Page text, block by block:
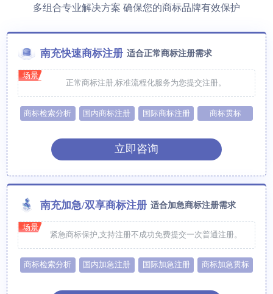
多组合专业解决方案 确保您的商标品牌有效保护
南充快速商标注册 适合正常商标注册需求
场景
正常商标注册,标准流程化服务为您提交注册。
商标检索分析 国内商标注册 国际商标注册 商标贯标
立即咨询
南充加急/双享商标注册 适合加急商标注册需求
场景
紧急商标保护,支持注册不成功免费提交一次普通注册。
商标检索分析 国内加急注册 国际加急注册 商标加急贯标